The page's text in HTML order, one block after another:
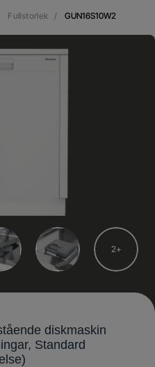
Fullstorlek / GUN16S10W2
2
diskmaskin
Standard